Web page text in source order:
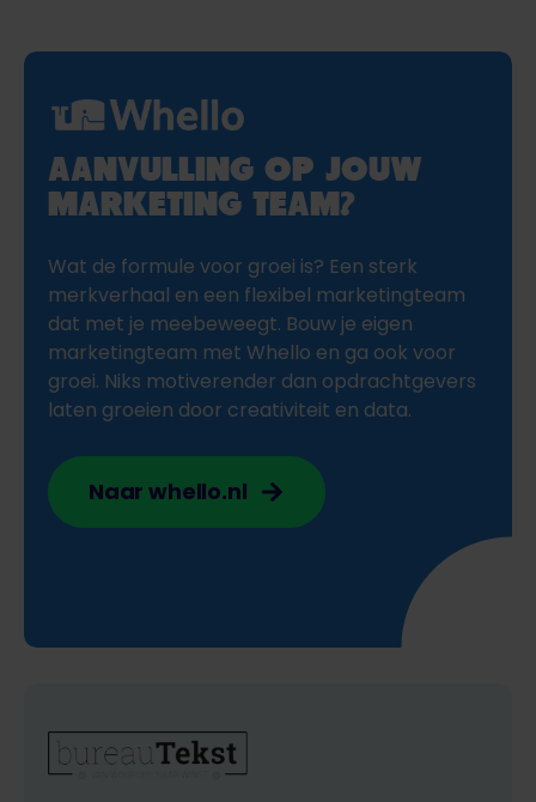
AANVULLING OP JOUW
MARKETING TEAM?
Wat de formule voor groei is? Een sterk
merkverhaal en een flexibel marketingteam
dat met je meebeweegt. Bouw je eigen
marketingteam met Whello en ga ook voor
groei. Niks motiverender dan opdrachtgevers
laten groeien door creativiteit en data.
Naar whello.nl